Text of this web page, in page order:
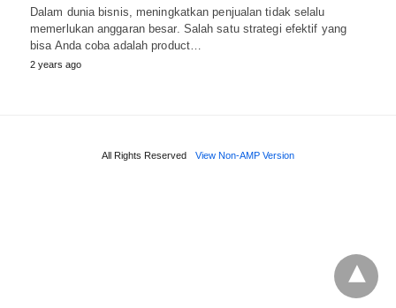
Dalam dunia bisnis, meningkatkan penjualan tidak selalu
memerlukan anggaran besar. Salah satu strategi efektif yang
bisa Anda coba adalah product…
2 years ago
All Rights Reserved View Non-AMP Version